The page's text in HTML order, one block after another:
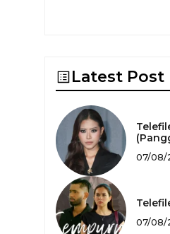
Latest Post
07/08/
07/08/